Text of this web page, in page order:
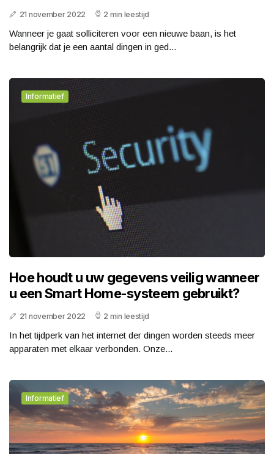
21 november 2022 2 min leestijd
Wanneer je gaat solliciteren voor een nieuwe baan, is het
belangrijk dat je een aantal dingen in ged...
Informatief
Hoe houdt u uw gegevens veilig wanneer
u een Smart Home-systeem gebruikt?
21 november 2022 2 min leestijd
In het tijdperk van het internet der dingen worden steeds meer
apparaten met elkaar verbonden. Onze...
Informatief